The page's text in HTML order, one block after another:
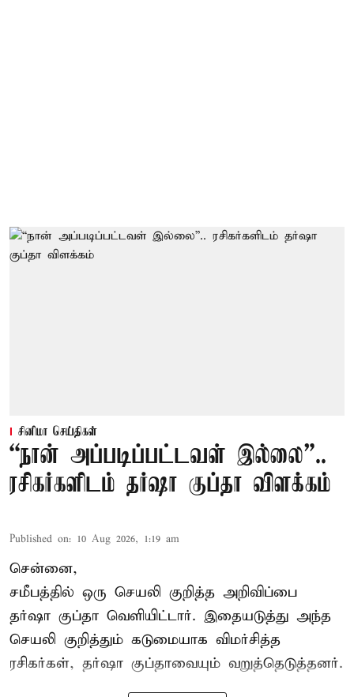
சினிமா செய்திகள்
“நான் அப்படிப்பட்டவள் இல்லை”..
ரசிகர்களிடம் தர்ஷா குப்தா விளக்கம்
Published on: 10 Aug 2026, 1:19 am
சென்னை,
சமீபத்தில் ஒரு செயலி குறித்த அறிவிப்பை
தர்ஷா குப்தா வெளியிட்டார். இதையடுத்து அந்த
செயலி குறித்தும் கடுமையாக விமர்சித்த
ரசிகர்கள், தர்ஷா குப்தாவையும் வறுத்தெடுத்தனர்.